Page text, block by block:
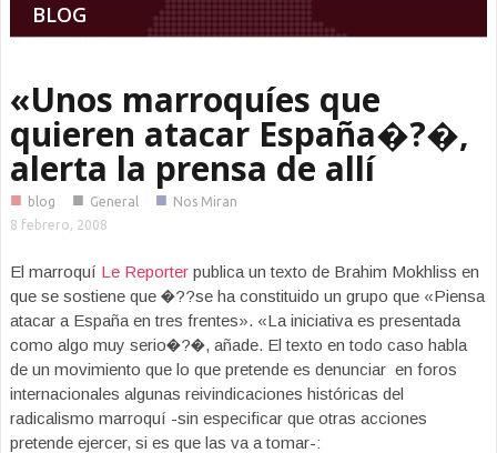
BLOG
«Unos marroquíes que
quieren atacar España�?�,
alerta la prensa de allí
■ blog ■ General ■ Nos Miran
8 febrero, 2008
El marroquí Le Reporter publica un texto de Brahim Mokhliss en
que se sostiene que �??se ha constituido un grupo que «Piensa
atacar a España en tres frentes». «La iniciativa es presentada
como algo muy serio�?�, añade. El texto en todo caso habla
de un movimiento que lo que pretende es denunciar en foros
internacionales algunas reivindicaciones históricas del
radicalismo marroquí -sin especificar que otras acciones
pretende ejercer, si es que las va a tomar-: